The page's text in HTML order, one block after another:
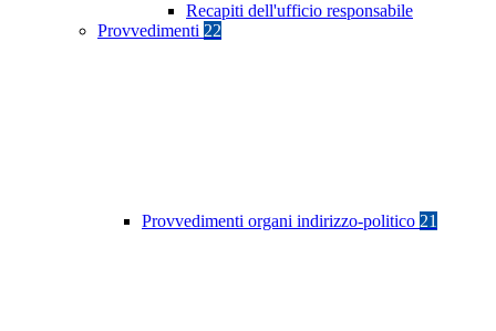
Recapiti dell'ufficio responsabile
Provvedimenti 22
Provvedimenti organi indirizzo-politico 21